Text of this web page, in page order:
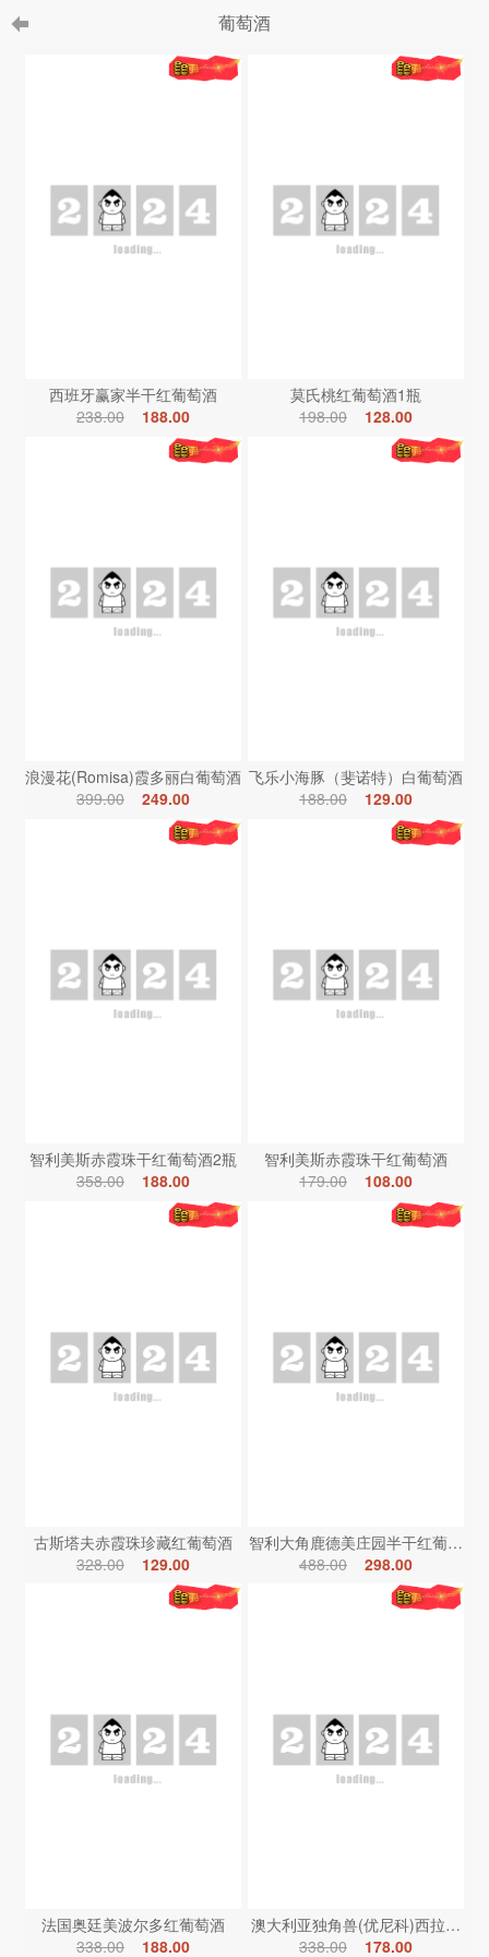
葡萄酒
西班牙赢家半干红葡萄酒
238.00
188.00
莫氏桃红葡萄酒1瓶
198.00
128.00
浪漫花(Romisa)霞多丽白葡萄酒
399.00
249.00
飞乐小海豚（斐诺特）白葡萄酒
188.00
129.00
智利美斯赤霞珠干红葡萄酒2瓶
358.00
188.00
智利美斯赤霞珠干红葡萄酒
179.00
108.00
古斯塔夫赤霞珠珍藏红葡萄酒
328.00
129.00
智利大角鹿德美庄园半干红葡萄酒
488.00
298.00
法国奥廷美波尔多红葡萄酒
338.00
188.00
澳大利亚独角兽(优尼科)西拉红葡
338.00
178.00